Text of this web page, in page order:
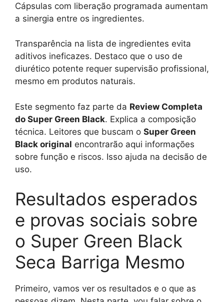
Cápsulas com liberação programada aumentam
a sinergia entre os ingredientes.
Transparência na lista de ingredientes evita
aditivos ineficazes. Destaco que o uso de
diurético potente requer supervisão profissional,
mesmo em produtos naturais.
Este segmento faz parte da Review Completa
do Super Green Black. Explica a composição
técnica. Leitores que buscam o Super Green
Black original encontrarão aqui informações
sobre função e riscos. Isso ajuda na decisão de
uso.
Resultados esperados
e provas sociais sobre
o Super Green Black
Seca Barriga Mesmo
Primeiro, vamos ver os resultados e o que as